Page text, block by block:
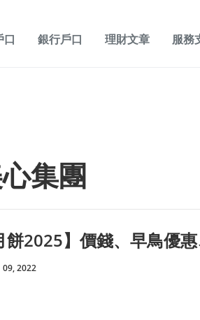
口 銀行戶口 理財文章 服務
集團
餅2025】價錢、早鳥優
09, 2022